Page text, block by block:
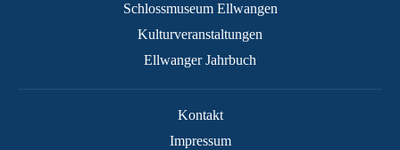
Schlossmuseum Ellwangen
Kulturveranstaltungen
Ellwanger Jahrbuch
Kontakt
Impressum